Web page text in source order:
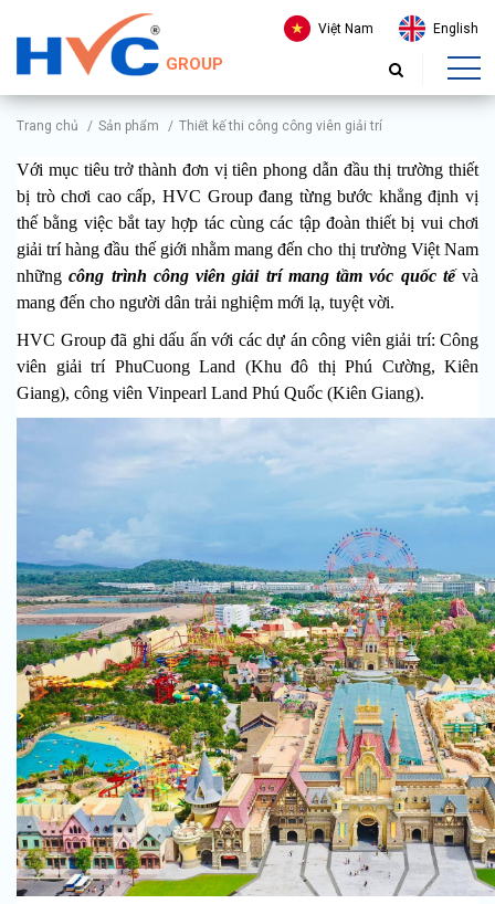
GROUP
Việt Nam English
Trang chủ / Sản phẩm / Thiết kế thi công công viên giải trí
Với mục tiêu trở thành đơn vị tiên phong dẫn đầu thị trường thiết
bị trò chơi cao cấp, HVC Group đang từng bước khẳng định vị
thế bằng việc bắt tay hợp tác cùng các tập đoàn thiết bị vui chơi
giải trí hàng đầu thế giới nhằm mang đến cho thị trường Việt Nam
những công trình công viên giải trí mang tầm vóc quốc tế và
mang đến cho người dân trải nghiệm mới lạ, tuyệt vời.
HVC Group đã ghi dấu ấn với các dự án công viên giải trí: Công
viên giải trí PhuCuong Land (Khu đô thị Phú Cường, Kiên
Giang), công viên Vinpearl Land Phú Quốc (Kiên Giang).